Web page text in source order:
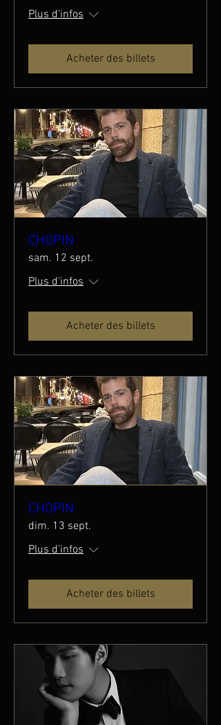
Plus d'infos
Acheter des billets
CHOPIN
sam. 12 sept.
Plus d'infos
Acheter des billets
CHOPIN
dim. 13 sept.
Plus d'infos
Acheter des billets